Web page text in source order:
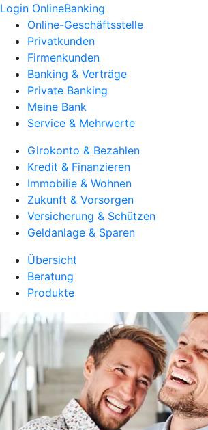
Login OnlineBanking
Online-Geschäftsstelle
Privatkunden
Firmenkunden
Banking & Verträge
Private Banking
Meine Bank
Service & Mehrwerte
Girokonto & Bezahlen
Kredit & Finanzieren
Immobilie & Wohnen
Zukunft & Vorsorgen
Versicherung & Schützen
Geldanlage & Sparen
Übersicht
Beratung
Produkte